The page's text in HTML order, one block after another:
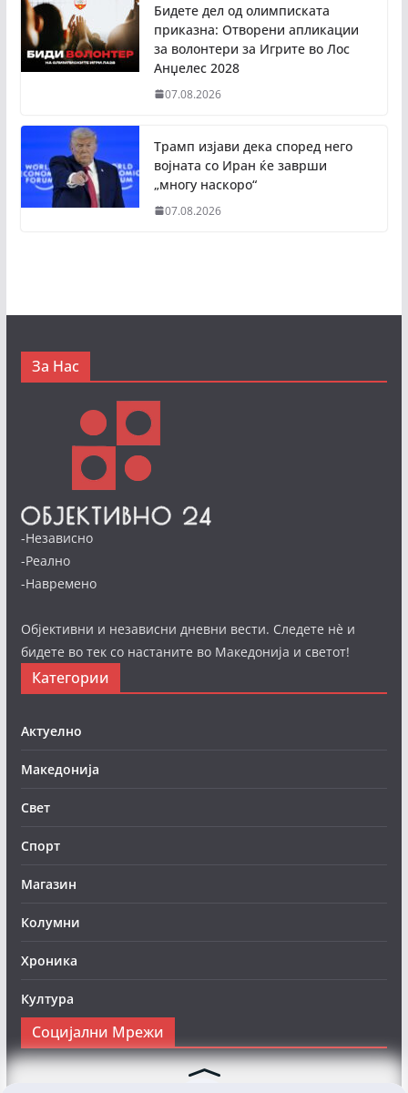
Бидете дел од олимписката
приказна: Отворени апликации
за волонтери за Игрите во Лос
Анџелес 2028
07.08.2026
Трамп изјави дека според него
војната со Иран ќе заврши
„многу наскоро“
07.08.2026
За Нас
-Независно
-Реално
-Навремено
Објективни и независни дневни вести. Следете нè и
бидете во тек со настаните во Македонија и светот!
Категории
Актуелно
Македонија
Свет
Спорт
Магазин
Колумни
Хроника
Култура
Социјални Мрежи